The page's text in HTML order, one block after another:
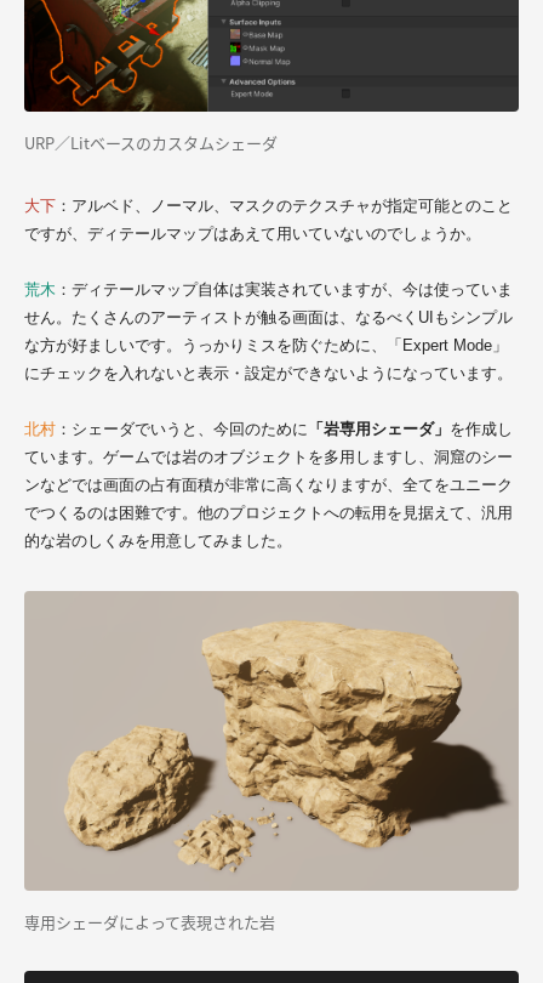
URP／Litベースのカスタムシェーダ
大下 ：アルベド、ノーマル、マスクのテクスチャが指定可能とのこと
ですが、ディテールマップはあえて用いていないのでしょうか。
荒木 ：ディテールマップ自体は実装されていますが、今は使っていま
せん。たくさんのアーティストが触る画面は、なるべくUIもシンプル
な方が好ましいです。うっかりミスを防ぐために、「Expert Mode」
にチェックを入れないと表示・設定ができないようになっています。
北村 ：シェーダでいうと、今回のために 「岩専用シェーダ」 を作成し
ています。ゲームでは岩のオブジェクトを多用しますし、洞窟のシー
ンなどでは画面の占有面積が非常に高くなりますが、全てをユニーク
でつくるのは困難です。他のプロジェクトへの転用を見据えて、汎用
的な岩のしくみを用意してみました。
専用シェーダによって表現された岩